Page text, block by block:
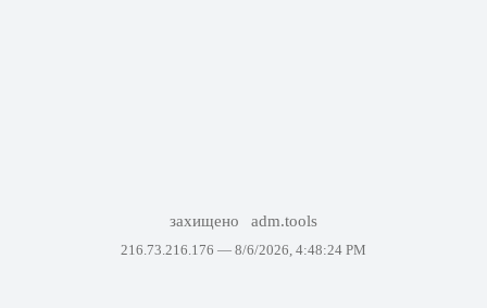
захищено adm.tools
216.73.216.176 — 8/6/2026, 4:48:24 PM